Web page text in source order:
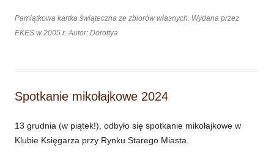
Pamiątkowa kartka świąteczna ze zbiorów własnych. Wydana przez
EKES w 2005 r. Autor: Dorottya
Spotkanie mikołajkowe 2024
13 grudnia (w piątek!), odbyło się spotkanie mikołajkowe w
Klubie Księgarza przy Rynku Starego Miasta.